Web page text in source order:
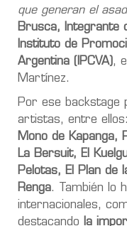
que generan el
Brusca, Integrante
Instituto de
Argentina (IPCVA),
Martínez.
Por ese backstage
artistas, entre ellos:
Mono de Kapanga,
La Bersuit, El
Pelotas, El Plan de
Renga. También lo
internacionales,
destacando
la